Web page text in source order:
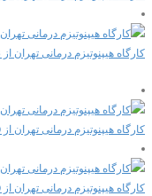
کارگاه هیپنوتیزم درمانی تهران از 13 آذر ماه 1404
کارگاه هیپنوتیزم درمانی تهران از 10 مهر ماه 1404
کارگاه هیپنوتیزم درمانی تهران از 30 مرداد ماه 1404